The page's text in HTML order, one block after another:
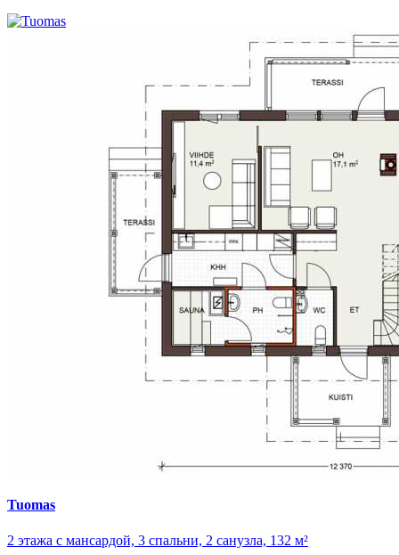
Tuomas
2 этажа с мансардой, 3 спальни, 2 санузла, 132 м²